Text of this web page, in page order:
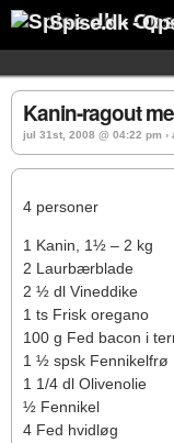
Spise.dk -
Kanin-ragout
jul 31st, 2008 @ 04:22 pm ›
4 personer
1 Kanin, 1½ – 2 kg
2 Laurbærblade
2 ½ dl Vineddike
1 ts Frisk oregano
100 g Fed bacon i
1 ½ spsk Fennikelfrø
1 1/4 dl Olivenolie
½ Fennikel
4 Fed hvidløg